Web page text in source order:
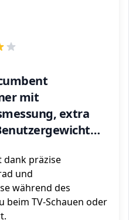
mit
extra
dank präzise
und
während des
beim TV-Schauen oder